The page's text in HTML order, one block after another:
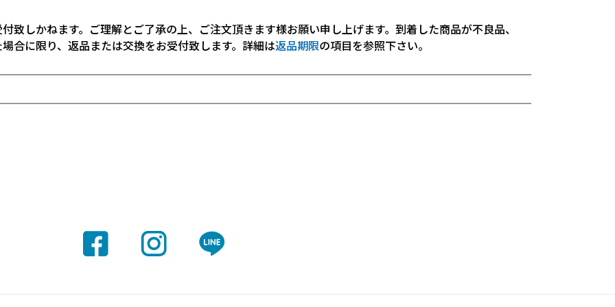
致しかねます。ご理解とご了承の上、ご注文頂きます様お願い申し上げます。到着した商品が不良品、
合に限り、返品または交換をお受付致します。詳細は返品期限の項目を参照下さい。